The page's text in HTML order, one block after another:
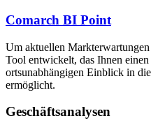
Comarch BI Point
Um aktuellen
Tool entwickelt, das Ihnen
ortsunabhängigen Einblick in
ermöglicht.
Geschäftsanalysen